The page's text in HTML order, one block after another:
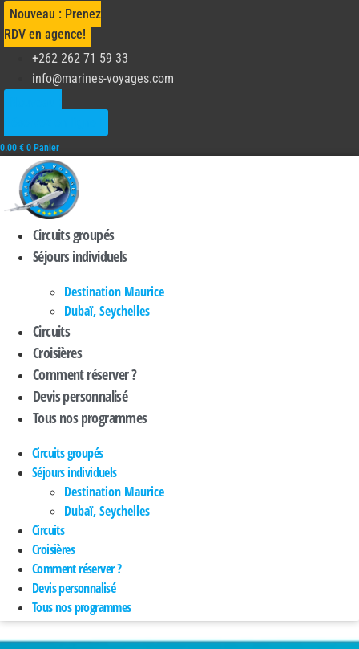
Aller
au
contenu
Nouveau : Prenez
RDV en agence!
+262 262 71 59 33
info@marines-voyages.com
0.00 € 0 Panier
Circuits groupés
Séjours individuels
Destination Maurice
Dubaï, Seychelles
Circuits
Croisières
Comment réserver ?
Devis personnalisé
Tous nos programmes
Circuits groupés
Séjours individuels
Destination Maurice
Dubaï, Seychelles
Circuits
Croisières
Comment réserver ?
Devis personnalisé
Tous nos programmes